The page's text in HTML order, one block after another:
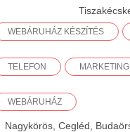
WEBÁRUHÁZ KÉSZÍTÉS
TELEFON MARKETING
WEBÁRUHÁZ
Nagykörös, Cegléd,